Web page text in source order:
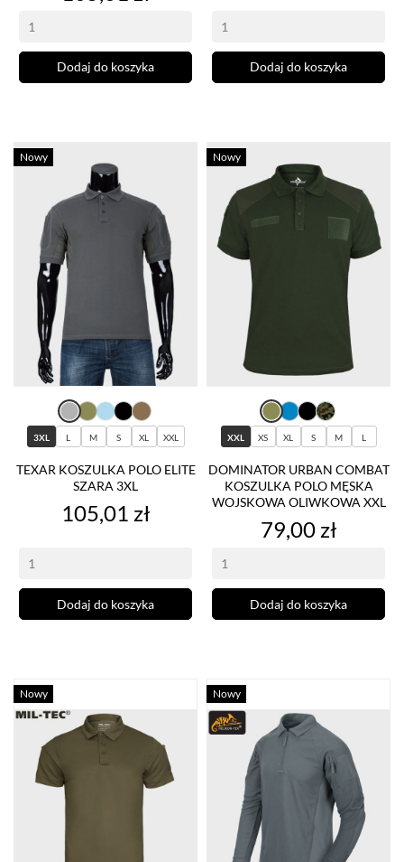
Dodaj do koszyka Dodaj do koszyka
3XL L M S XL XXL
TEXAR KOSZULKA POLO ELITE
SZARA 3XL
Cena
105,01 zł
Dodaj do koszyka
Nowy
XXL XS XL S M L
DOMINATOR URBAN COMBAT
KOSZULKA POLO MĘSKA
WOJSKOWA OLIWKOWA XXL
Cena
79,00 zł
Dodaj do koszyka
Nowy
Nowy Nowy